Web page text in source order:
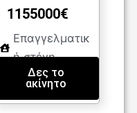
1155000€
Επαγγελματικ
ή στέγη
Δες το
ακίνητο